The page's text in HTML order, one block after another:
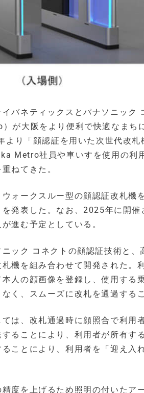
バネティックスとパナソニック
が大阪をより便利で快適なまち
より「顔認証を用いた次世代改
Metro社員や車いすを使用の利
ねてきた。
ウォークスルー型の顔認証改札
を発表した。なお、2025年に開
進む予定としている。
ック コネクトの顔認証技術と
機を組み合わせて開発された
人の顔画像を登録し、使用する
く、スムーズに改札を通過する
は、改札通過時に顔照合で利用
ることにより、利用者が所有す
ことにより、利用者を「迎え入
度を上げるため照明の付いたア